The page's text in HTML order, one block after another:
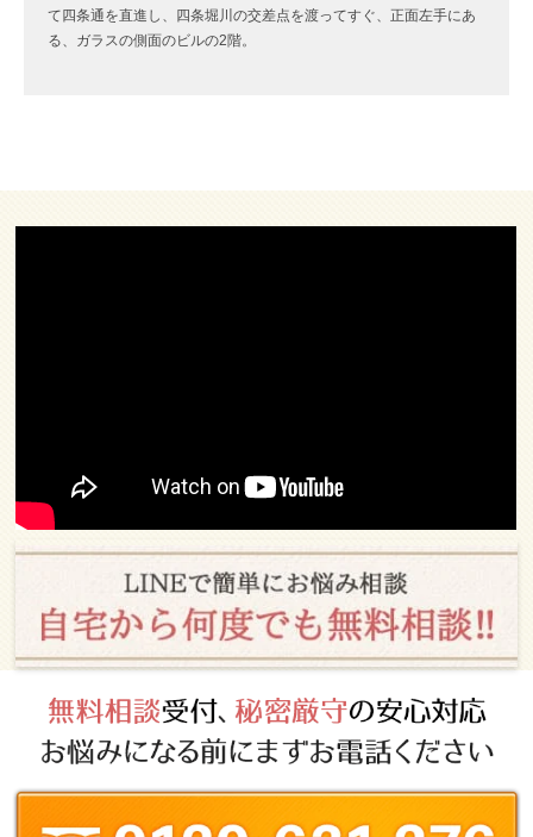
て四条通を直進し、四条堀川の交差点を渡ってすぐ、正面左手にあ
る、ガラスの側面のビルの2階。